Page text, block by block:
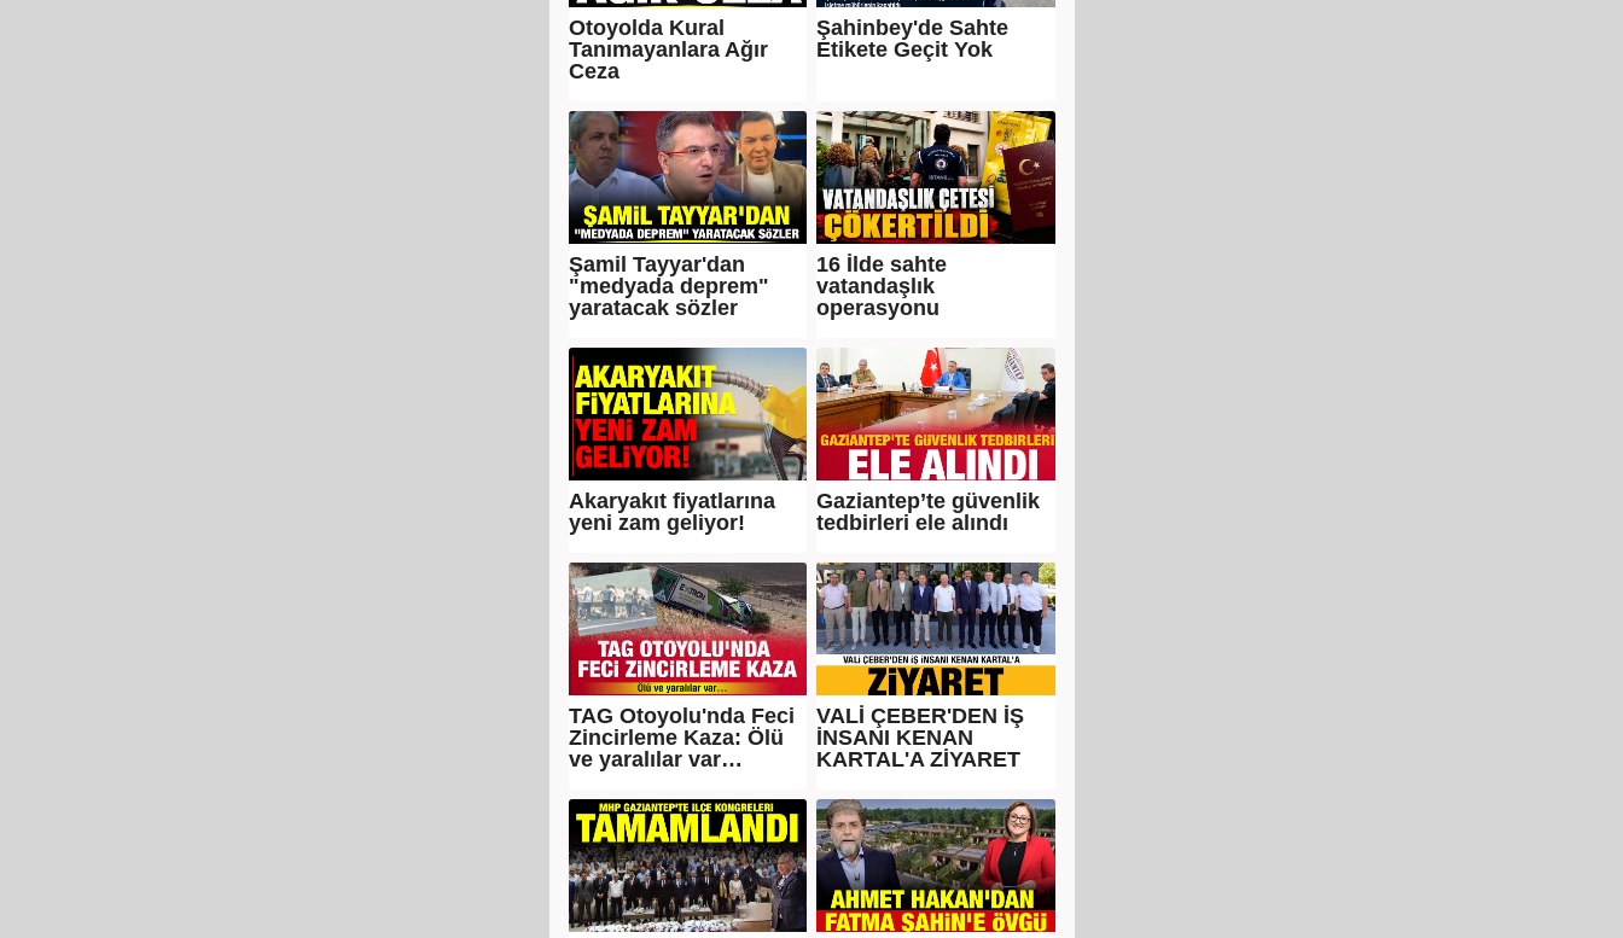
Otoyolda Kural
Tanımayanlara Ağır
Ceza
Şahinbey'de Sahte
Etikete Geçit Yok
Şamil Tayyar'dan
"medyada deprem"
yaratacak sözler
16 İlde sahte
vatandaşlık
operasyonu
Akaryakıt fiyatlarına
yeni zam geliyor!
Gaziantep’te güvenlik
tedbirleri ele alındı
TAG Otoyolu'nda Feci
Zincirleme Kaza: Ölü
ve yaralılar var…
VALİ ÇEBER'DEN İŞ
İNSANI KENAN
KARTAL'A ZİYARET